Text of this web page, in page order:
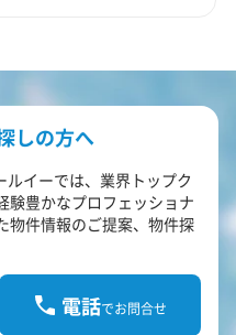
しの方へ
ルイーでは、業界トップク
験豊かなプロフェッショナ
物件情報のご提案、物件探
電話でお問合せ